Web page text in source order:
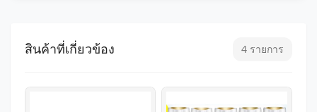
สินค้าที่เกี่ยวข้อง 4 รายการ